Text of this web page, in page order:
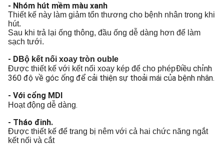
- Nhóm hút mềm màu xanh
Thiết kế này làm giảm tổn thương cho bệnh nhân trong khi
hút.
Sau khi trả lại ống thông, đầu ống dễ dàng hơn để làm
sạch tưới.
- D Bộ kết nối xoay tròn ouble
Được thiết kế với kết nối xoay kép để cho phépĐiều chỉnh
360 độ về góc ống để cải thiện sự thoải mái của bệnh nhân.
- Với cổng MDI
Hoạt động dễ dàng.
- Tháo đinh.
Được thiết kế để trang bị nêm với cả hai chức năng ngắt
kết nối và cắt